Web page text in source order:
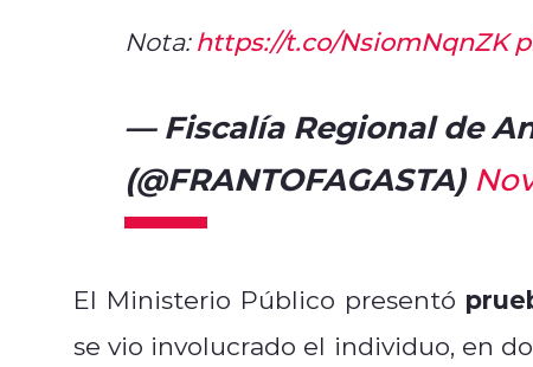
Nota:https://t.co/NsiomNqnZK
— Fiscalía Regional de
(@FRANTOFAGASTA)
El Ministerio Público presentó
se vio involucrado el individuo, en